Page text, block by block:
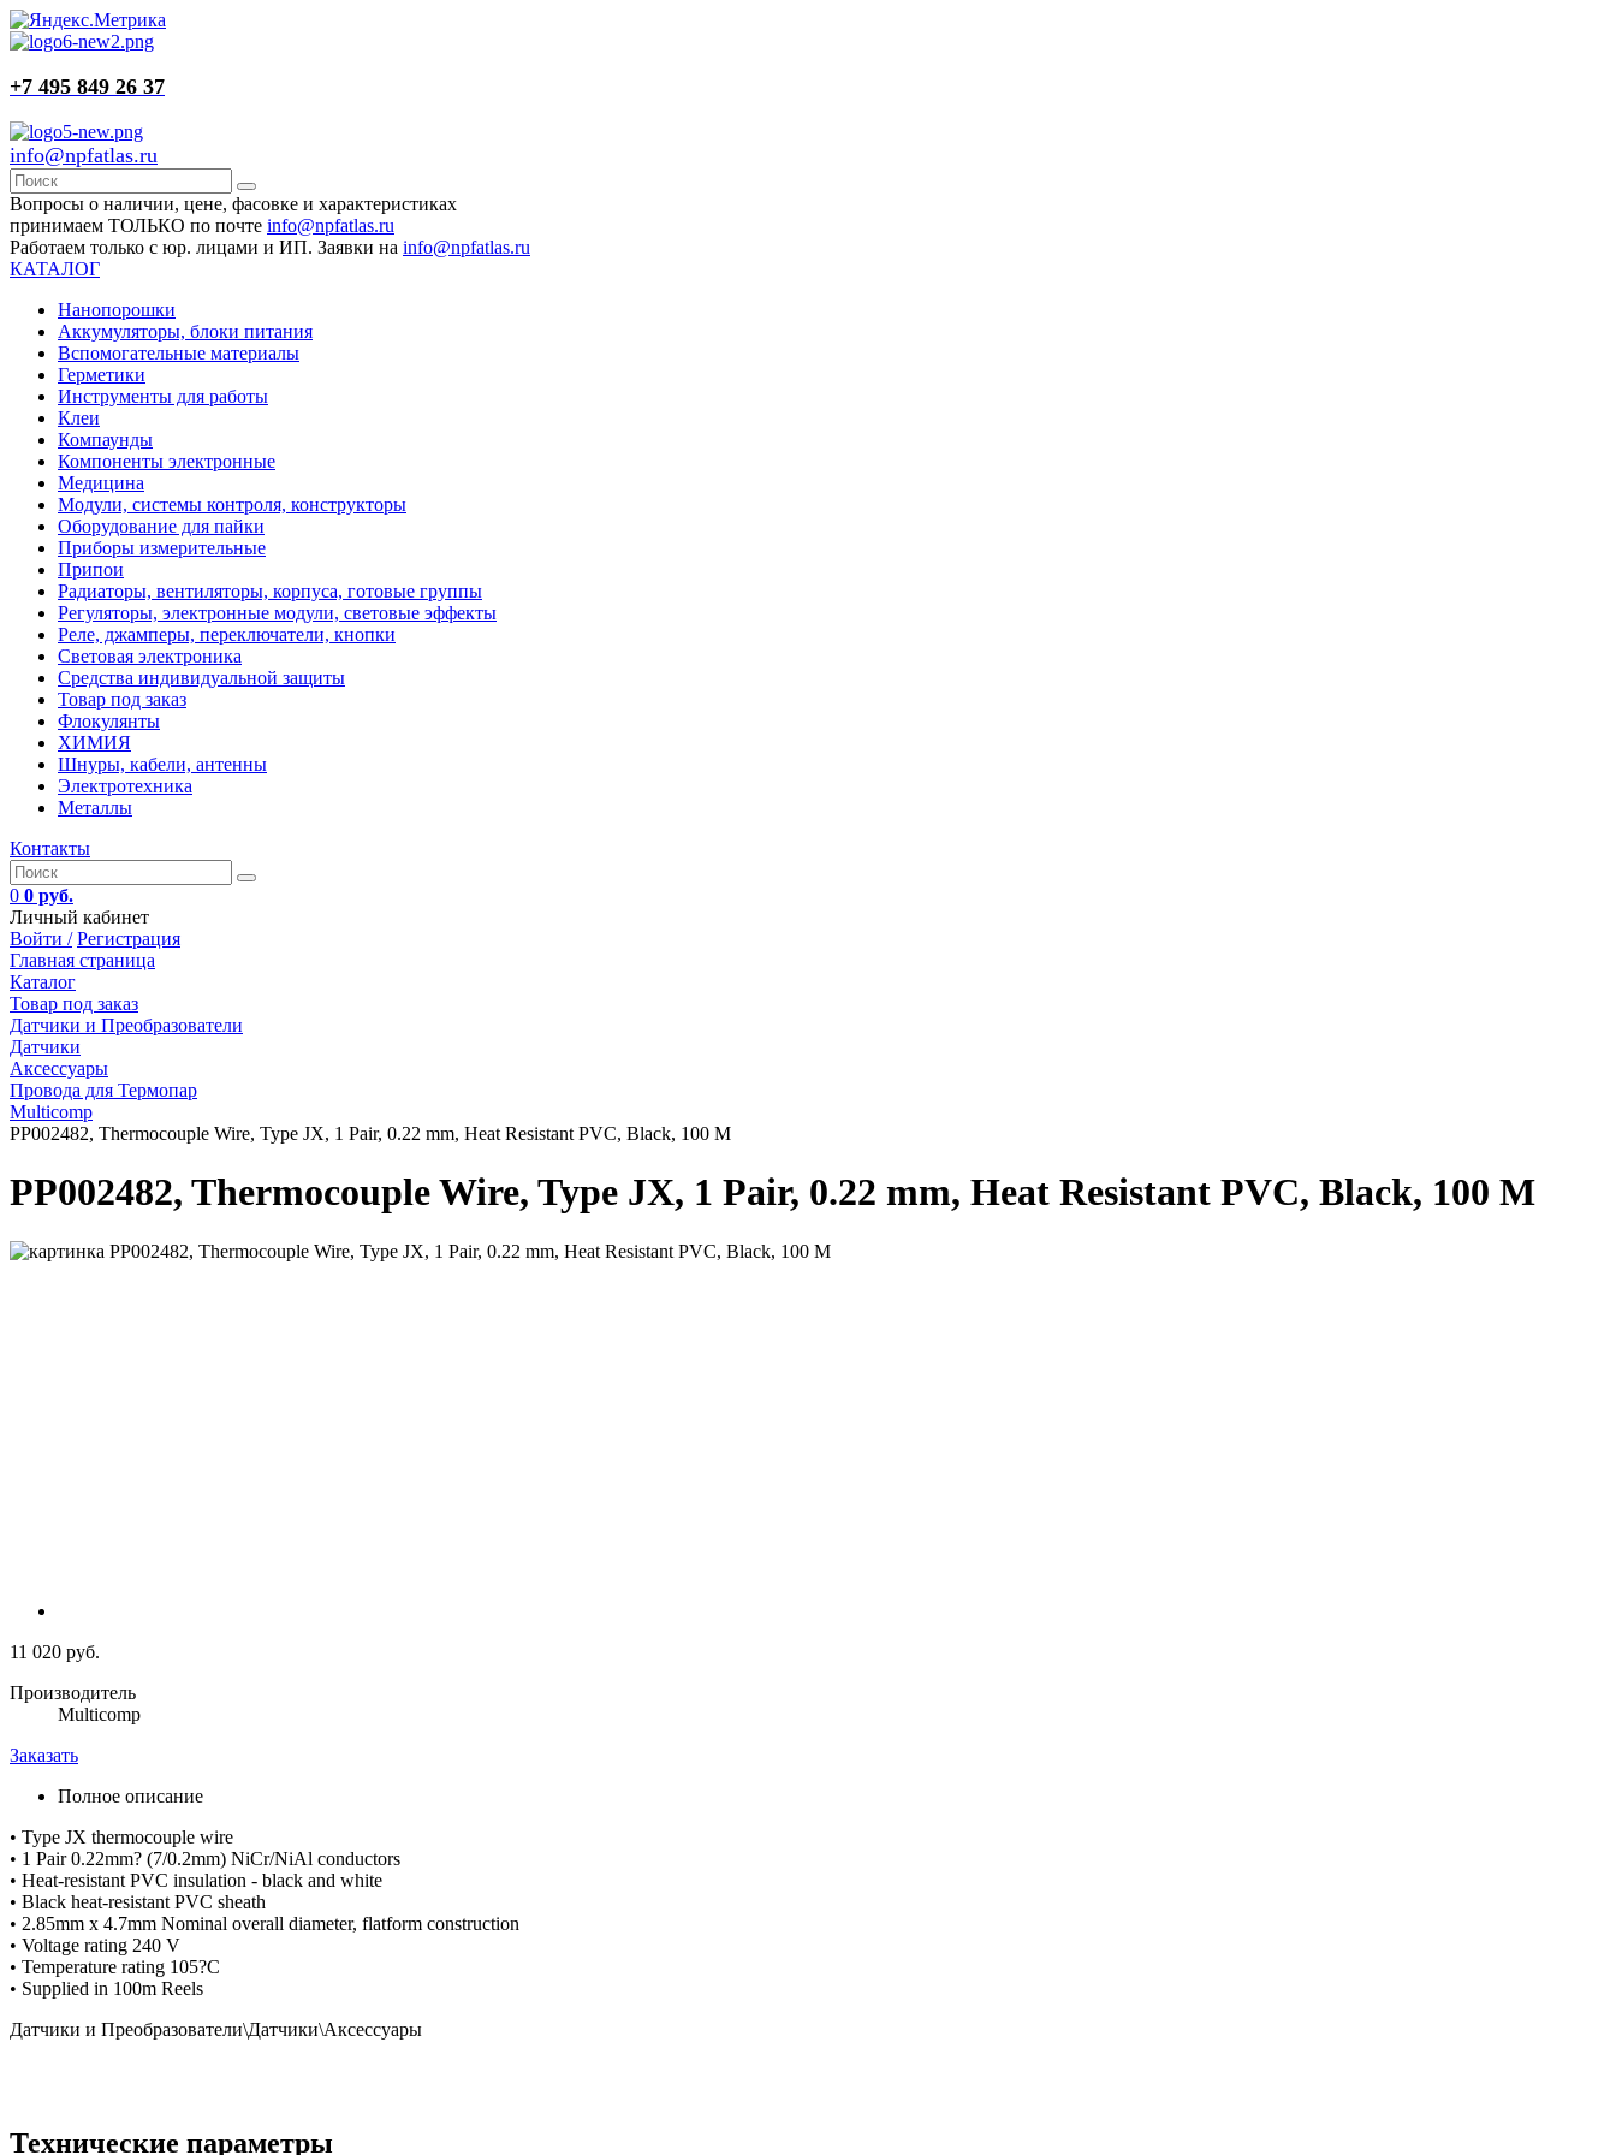
+7 495 849 26 37
info@npfatlas.ru
Вопросы о наличии, цене, фасовке и характеристиках
принимаем ТОЛЬКО по почте info@npfatlas.ru
Работаем только с юр. лицами и ИП. Заявки на info@npfatlas.ru
КАТАЛОГ
Нанопорошки
Аккумуляторы, блоки питания
Вспомогательные материалы
Герметики
Инструменты для работы
Клеи
Компаунды
Компоненты электронные
Медицина
Модули, системы контроля, конструкторы
Оборудование для пайки
Приборы измерительные
Припои
Радиаторы, вентиляторы, корпуса, готовые группы
Регуляторы, электронные модули, световые эффекты
Реле, джамперы, переключатели, кнопки
Световая электроника
Средства индивидуальной защиты
Товар под заказ
Флокулянты
ХИМИЯ
Шнуры, кабели, антенны
Электротехника
Металлы
Контакты
0 0 руб.
Личный кабинет
Войти / Регистрация
Главная страница
Каталог
Товар под заказ
Датчики и Преобразователи
Датчики
Аксессуары
Провода для Термопар
Multicomp
PP002482, Thermocouple Wire, Type JX, 1 Pair, 0.22 mm, Heat Resistant PVC, Black, 100 M
PP002482, Thermocouple Wire, Type JX, 1 Pair, 0.22 mm, Heat Resistant PVC, Black, 100 M
11 020 руб.
Производитель
Multicomp
Заказать
Полное описание
• Type JX thermocouple wire
• 1 Pair 0.22mm? (7/0.2mm) NiCr/NiAl conductors
• Heat-resistant PVC insulation - black and white
• Black heat-resistant PVC sheath
• 2.85mm x 4.7mm Nominal overall diameter, flatform construction
• Voltage rating 240 V
• Temperature rating 105?C
• Supplied in 100m Reels
Датчики и Преобразователи\Датчики\Аксессуары
Технические параметры